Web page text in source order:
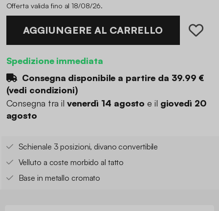
Offerta valida fino al 18/08/26.
AGGIUNGERE AL CARRELLO
Spedizione immediata
Consegna disponibile a partire da 39.99 €
(vedi condizioni)
Consegna tra il venerdì 14 agosto e il giovedì 20
agosto
Schienale 3 posizioni, divano convertibile
Velluto a coste morbido al tatto
Base in metallo cromato